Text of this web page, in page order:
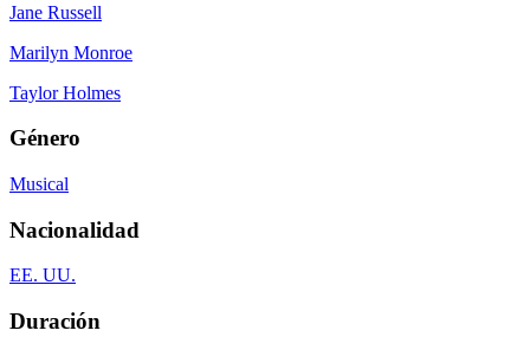
Jane Russell
Marilyn Monroe
Taylor Holmes
Género
Musical
Nacionalidad
EE. UU.
Duración